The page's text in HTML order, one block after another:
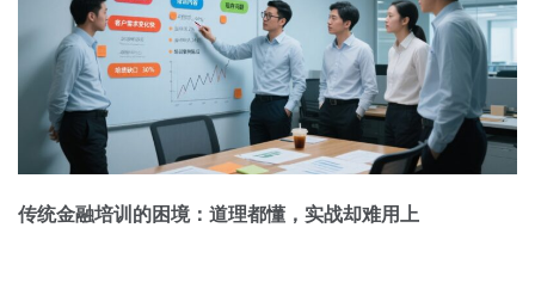
传统金融培训的困境：道理都懂，实战却难用上